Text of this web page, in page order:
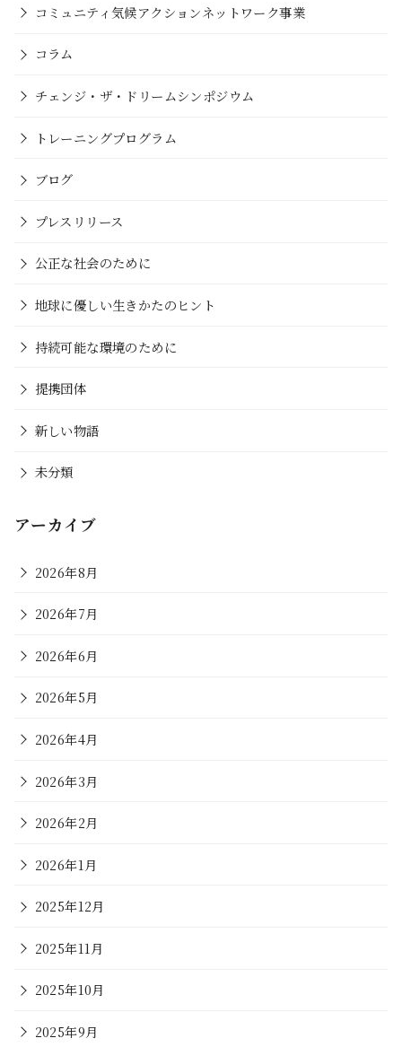
コミュニティ気候アクションネットワーク事業
コラム
チェンジ・ザ・ドリームシンポジウム
トレーニングプログラム
ブログ
プレスリリース
公正な社会のために
地球に優しい生きかたのヒント
持続可能な環境のために
提携団体
新しい物語
未分類
アーカイブ
2026年8月
2026年7月
2026年6月
2026年5月
2026年4月
2026年3月
2026年2月
2026年1月
2025年12月
2025年11月
2025年10月
2025年9月